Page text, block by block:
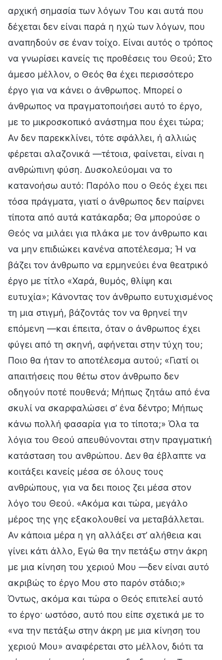
αρχική σημασία των λόγων Του και αυτά που
δέχεται δεν είναι παρά η ηχώ των λόγων, που
αναπηδούν σε έναν τοίχο. Είναι αυτός ο τρόπος
να γνωρίσει κανείς τις προθέσεις του Θεού; Στο
άμεσο μέλλον, ο Θεός θα έχει περισσότερο
έργο για να κάνει ο άνθρωπος. Μπορεί ο
άνθρωπος να πραγματοποιήσει αυτό το έργο,
με το μικροσκοπικό ανάστημα που έχει τώρα;
Αν δεν παρεκκλίνει, τότε σφάλλει, ή αλλιώς
φέρεται αλαζονικά —τέτοια, φαίνεται, είναι η
ανθρώπινη φύση. Δυσκολεύομαι να το
κατανοήσω αυτό: Παρόλο που ο Θεός έχει πει
τόσα πράγματα, γιατί ο άνθρωπος δεν παίρνει
τίποτα από αυτά κατάκαρδα; Θα μπορούσε ο
Θεός να μιλάει για πλάκα με τον άνθρωπο και
να μην επιδιώκει κανένα αποτέλεσμα; Ή να
βάζει τον άνθρωπο να ερμηνεύει ένα θεατρικό
έργο με τίτλο «Χαρά, θυμός, θλίψη και
ευτυχία»; Κάνοντας τον άνθρωπο ευτυχισμένος
τη μια στιγμή, βάζοντάς τον να θρηνεί την
επόμενη —και έπειτα, όταν ο άνθρωπος έχει
φύγει από τη σκηνή, αφήνεται στην τύχη του;
Ποιο θα ήταν το αποτέλεσμα αυτού; «Γιατί οι
απαιτήσεις που θέτω στον άνθρωπο δεν
οδηγούν ποτέ πουθενά; Μήπως ζητάω από ένα
σκυλί να σκαρφαλώσει σ’ ένα δέντρο; Μήπως
κάνω πολλή φασαρία για το τίποτα;» Όλα τα
λόγια του Θεού απευθύνονται στην πραγματική
κατάσταση του ανθρώπου. Δεν θα έβλαπτε να
κοιτάξει κανείς μέσα σε όλους τους
ανθρώπους, για να δει ποιος ζει μέσα στον
λόγο του Θεού. «Ακόμα και τώρα, μεγάλο
μέρος της γης εξακολουθεί να μεταβάλλεται.
Αν κάποια μέρα η γη αλλάξει στ’ αλήθεια και
γίνει κάτι άλλο, Εγώ θα την πετάξω στην άκρη
με μια κίνηση του χεριού Μου —δεν είναι αυτό
ακριβώς το έργο Μου στο παρόν στάδιο;»
Όντως, ακόμα και τώρα ο Θεός επιτελεί αυτό
το έργο· ωστόσο, αυτό που είπε σχετικά με το
«να την πετάξω στην άκρη με μια κίνηση του
χεριού Μου» αναφέρεται στο μέλλον, διότι τα